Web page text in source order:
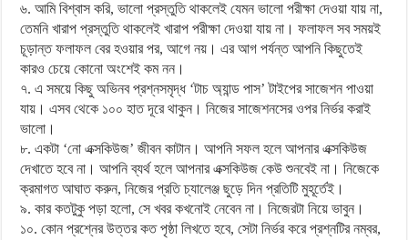
৬. আমি বিশ্বাস করি, ভালো প্রস্তুতি থাকলেই যেমন ভালো পরীক্ষা দেওয়া যায় না,
তেমনি খারাপ প্রস্তুতি থাকলেই খারাপ পরীক্ষা দেওয়া যায় না। ফলাফল সব সময়ই
চূড়ান্ত ফলাফল বের হওয়ার পর, আগে নয়। এর আগ পর্যন্ত আপনি কিছুতেই
কারও চেয়ে কোনো অংশেই কম নন।
৭. এ সময়ে কিছু অভিনব প্রশ্নসমৃদ্ধ ‘টাচ অ্যান্ড পাস’ টাইপের সাজেশন পাওয়া
যায়। এসব থেকে ১০০ হাত দূরে থাকুন। নিজের সাজেশনসের ওপর নির্ভর করাই
ভালো।
৮. একটা ‘নো এক্সকিউজ’ জীবন কাটান। আপনি সফল হলে আপনার এক্সকিউজ
দেখাতে হবে না। আপনি ব্যর্থ হলে আপনার এক্সকিউজ কেউ শুনবেই না। নিজেকে
ক্রমাগত আঘাত করুন, নিজের প্রতি চ্যালেঞ্জ ছুড়ে দিন প্রতিটি মুহূর্তেই।
৯. কার কতটুকু পড়া হলো, সে খবর কখনোই নেবেন না। নিজেরটা নিয়ে ভাবুন।
১০. কোন প্রশ্নের উত্তর কত পৃষ্ঠা লিখতে হবে, সেটা নির্ভর করে প্রশ্নটির নম্বর,